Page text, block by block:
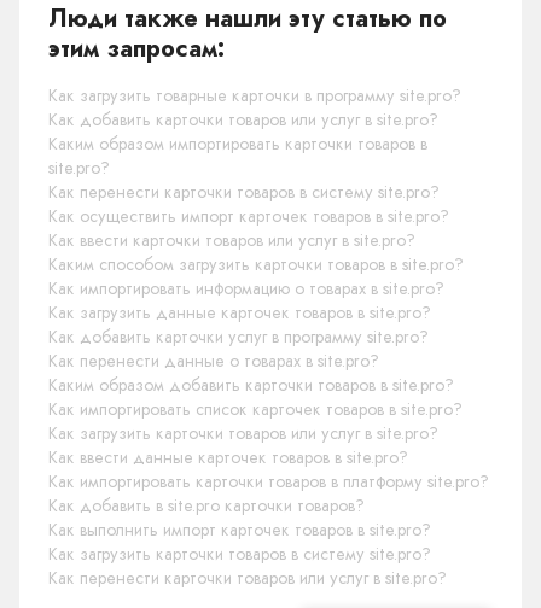
Люди также нашли эту статью по
этим запросам:
Как загрузить товарные карточки в программу site.pro?
Как добавить карточки товаров или услуг в site.pro?
Каким образом импортировать карточки товаров в
site.pro?
Как перенести карточки товаров в систему site.pro?
Как осуществить импорт карточек товаров в site.pro?
Как ввести карточки товаров или услуг в site.pro?
Каким способом загрузить карточки товаров в site.pro?
Как импортировать информацию о товарах в site.pro?
Как загрузить данные карточек товаров в site.pro?
Как добавить карточки услуг в программу site.pro?
Как перенести данные о товарах в site.pro?
Каким образом добавить карточки товаров в site.pro?
Как импортировать список карточек товаров в site.pro?
Как загрузить карточки товаров или услуг в site.pro?
Как ввести данные карточек товаров в site.pro?
Как импортировать карточки товаров в платформу site.pro?
Как добавить в site.pro карточки товаров?
Как выполнить импорт карточек товаров в site.pro?
Как загрузить карточки товаров в систему site.pro?
Как перенести карточки товаров или услуг в site.pro?